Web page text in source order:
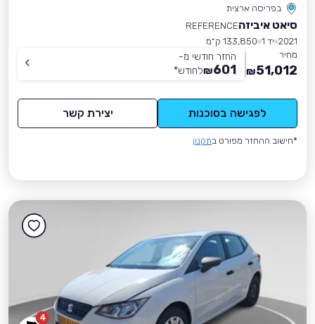
בפריסה ארצית
סיאט איביזהREFERENCE
2021 יד 1
133,850 ק״מ
מחיר
51,012
₪
החזר חודשי מ-
601
₪לחודש*
לפגישה בסוכנות יצירת קשר
*חישוב ההחזר מפורט בתקנון
4